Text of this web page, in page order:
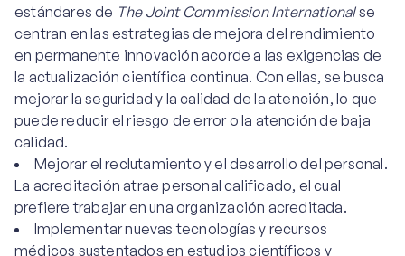
estándares de The Joint Commission Internationalse
centran en las estrategias de mejora del rendimiento
en permanente innovación acorde a las exigencias de
la actualización científica continua. Con ellas, se busca
mejorar la seguridad y la calidad de la atención, lo que
puede reducir el riesgo de error o la atención de baja
calidad.
Mejorar el reclutamiento y el desarrollo del personal.
La acreditación atrae personal calificado, el cual
prefiere trabajar en una organización acreditada.
Implementar nuevas tecnologías y recursos
médicos sustentados en estudios científicos y